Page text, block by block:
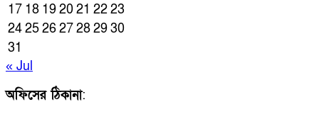
17 18 192021 2223
24252627282930
31
« Jul
অফিসের ঠিকানা: